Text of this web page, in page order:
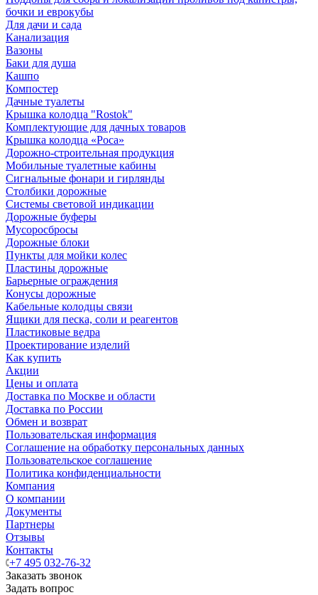
бочки и еврокубы
Для дачи и сада
Канализация
Вазоны
Баки для душа
Кашпо
Компостер
Дачные туалеты
Крышка колодца "Rostok"
Комплектующие для дачных товаров
Крышка колодца «Роса»
Дорожно-строительная продукция
Мобильные туалетные кабины
Сигнальные фонари и гирлянды
Столбики дорожные
Системы световой индикации
Дорожные буферы
Мусоросбросы
Дорожные блоки
Пункты для мойки колес
Пластины дорожные
Барьерные ограждения
Конусы дорожные
Кабельные колодцы связи
Ящики для песка, соли и реагентов
Пластиковые ведра
Проектирование изделий
Как купить
Акции
Цены и оплата
Доставка по Москве и области
Доставка по России
Обмен и возврат
Пользовательская информация
Соглашение на обработку персональных данных
Пользовательское соглашение
Политика конфиденциальности
Компания
О компании
Документы
Партнеры
Отзывы
Контакты
+7 495 032-76-32
Заказать звонок
Задать вопрос